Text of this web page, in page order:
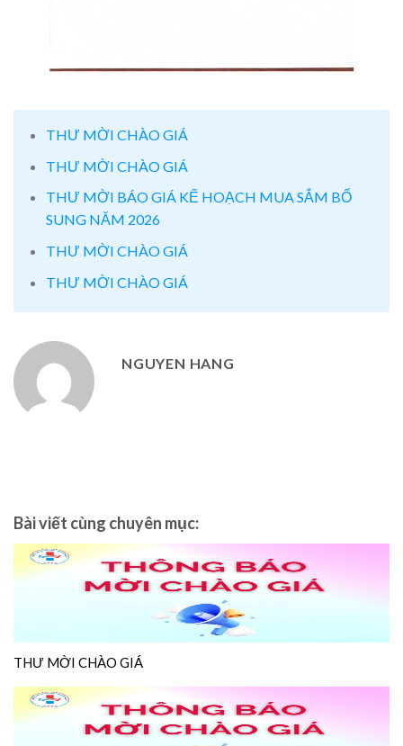
THƯ MỜI CHÀO GIÁ
THƯ MỜI CHÀO GIÁ
THƯ MỜI BÁO GIÁ KẾ HOẠCH MUA SẮM BỔ
SUNG NĂM 2026
THƯ MỜI CHÀO GIÁ
THƯ MỜI CHÀO GIÁ
NGUYEN HANG
Bài viết cùng chuyên mục:
THƯ MỜI CHÀO GIÁ